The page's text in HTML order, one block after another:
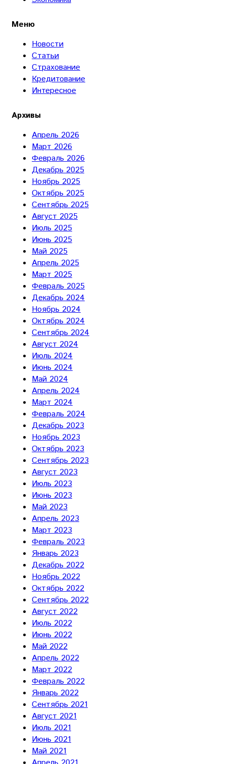
Меню
Новости
Статьи
Страхование
Кредитование
Интересное
Архивы
Апрель 2026
Март 2026
Февраль 2026
Декабрь 2025
Ноябрь 2025
Октябрь 2025
Сентябрь 2025
Август 2025
Июль 2025
Июнь 2025
Май 2025
Апрель 2025
Март 2025
Февраль 2025
Декабрь 2024
Ноябрь 2024
Октябрь 2024
Сентябрь 2024
Август 2024
Июль 2024
Июнь 2024
Май 2024
Апрель 2024
Март 2024
Февраль 2024
Декабрь 2023
Ноябрь 2023
Октябрь 2023
Сентябрь 2023
Август 2023
Июль 2023
Июнь 2023
Май 2023
Апрель 2023
Март 2023
Февраль 2023
Январь 2023
Декабрь 2022
Ноябрь 2022
Октябрь 2022
Сентябрь 2022
Август 2022
Июль 2022
Июнь 2022
Май 2022
Апрель 2022
Март 2022
Февраль 2022
Январь 2022
Сентябрь 2021
Август 2021
Июль 2021
Июнь 2021
Май 2021